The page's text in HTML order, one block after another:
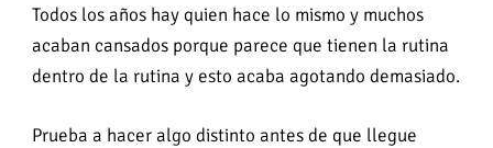
Todos los años hay quien hace lo mismo y muchos
acaban cansados porque parece que tienen la rutina
dentro de la rutina y esto acaba agotando demasiado.
Prueba a hacer algo distinto antes de que llegue